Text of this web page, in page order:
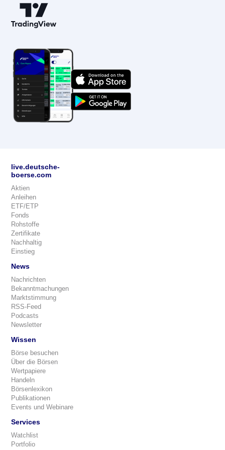
live.deutsche-
boerse.com
Aktien
Anleihen
ETF/ETP
Fonds
Rohstoffe
Zertifikate
Nachhaltig
Einstieg
News
Nachrichten
Bekanntmachungen
Marktstimmung
RSS-Feed
Podcasts
Newsletter
Wissen
Börse besuchen
Über die Börsen
Wertpapiere
Handeln
Börsenlexikon
Publikationen
Events und Webinare
Services
Watchlist
Portfolio